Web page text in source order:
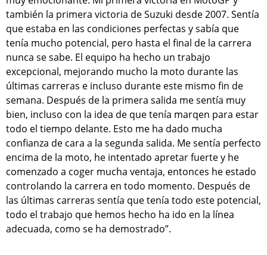
también la primera victoria de Suzuki desde 2007. Sentía
que estaba en las condiciones perfectas y sabía que
tenía mucho potencial, pero hasta el final de la carrera
nunca se sabe. El equipo ha hecho un trabajo
excepcional, mejorando mucho la moto durante las
últimas carreras e incluso durante este mismo fin de
semana. Después de la primera salida me sentía muy
bien, incluso con la idea de que tenía marqen para estar
todo el tiempo delante. Esto me ha dado mucha
confianza de cara a la segunda salida. Me sentía perfecto
encima de la moto, he intentado apretar fuerte y he
comenzado a coger mucha ventaja, entonces he estado
controlando la carrera en todo momento. Después de
las últimas carreras sentía que tenía todo este potencial,
todo el trabajo que hemos hecho ha ido en la línea
adecuada, como se ha demostrado”.